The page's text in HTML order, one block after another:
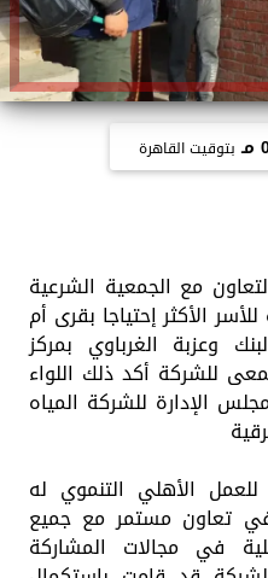
بتوقيت القاهرة
مع الجمعية الشرعية
٣٠ وصلة مياه للأسر الأكثر إحتياجا بقرى أم
وعزبة الغرباوي بمركز
للشركة أكد ذلك اللواء
الإدارة للشركة المياه
الأهلي التنموي له
تعاون مستمر مع جميع
في مجالات المشاركة